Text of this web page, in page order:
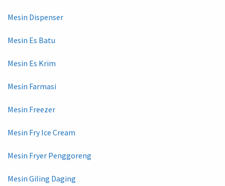
Mesin Dispenser
Mesin Es Batu
Mesin Es Krim
Mesin Farmasi
Mesin Freezer
Mesin Fry Ice Cream
Mesin Fryer Penggoreng
Mesin Giling Daging